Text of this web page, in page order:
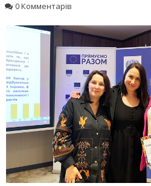
0 Комментарів